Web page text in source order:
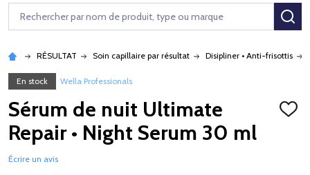
Rechercher
RÉSULTAT Soin capillaire par résultat Disipliner • Anti-frisottis
En stock Wella Professionals
Sérum de nuit Ultimate
Repair • Night Serum 30 ml
Écrire un avis